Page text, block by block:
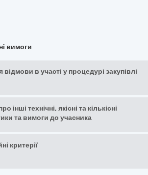
вимоги
відмови в участі у процедурі закупівлі
інші технічні, якісні та кількісні
та вимоги до учасника
критерії